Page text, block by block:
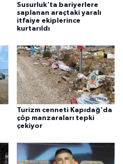
Susurluk'ta bariyerlere
saplanan araçtaki yaralı
itfaiye ekiplerince
kurtarıldı
Turizm cenneti Kapıdağ'da
çöp manzaraları tepki
çekiyor